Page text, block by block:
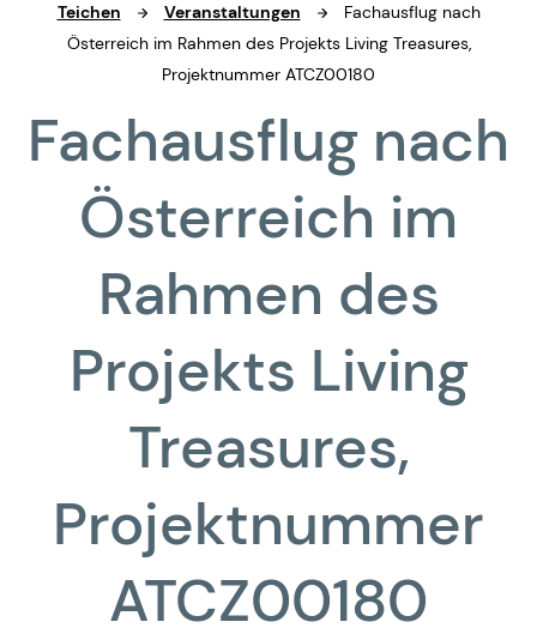
Teichen
Veranstaltungen
Fachausflug nach
Österreich im Rahmen des Projekts Living Treasures,
Projektnummer ATCZ00180
Fachausflug nach
Österreich im
Rahmen des
Projekts Living
Treasures,
Projektnummer
ATCZ00180